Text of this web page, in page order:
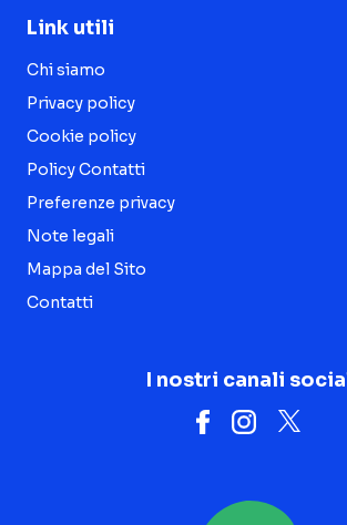
Link utili
Chi siamo
Privacy policy
Cookie policy
Policy Contatti
Preferenze privacy
Note legali
Mappa del Sito
Contatti
I nostri canali